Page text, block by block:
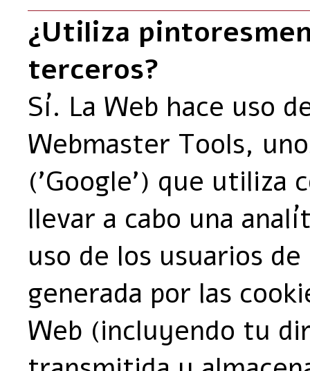
¿Utiliza
terceros?
Sí. La Web hace uso
Webmaster Tools,
('Google') que utiliza
llevar a cabo una
uso de los usuarios
generada por las
Web (incluyendo tu